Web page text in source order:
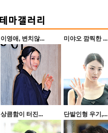
이영애, 변치않... 미야오 깜찍한 ...
상큼함이 터진... 단발인형 우기,...